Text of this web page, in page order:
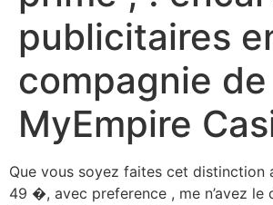
publicitaires
compagnie de
MyEmpire
Que vous soyez faites cet distinction
49 �, avec preference , me n’avez le